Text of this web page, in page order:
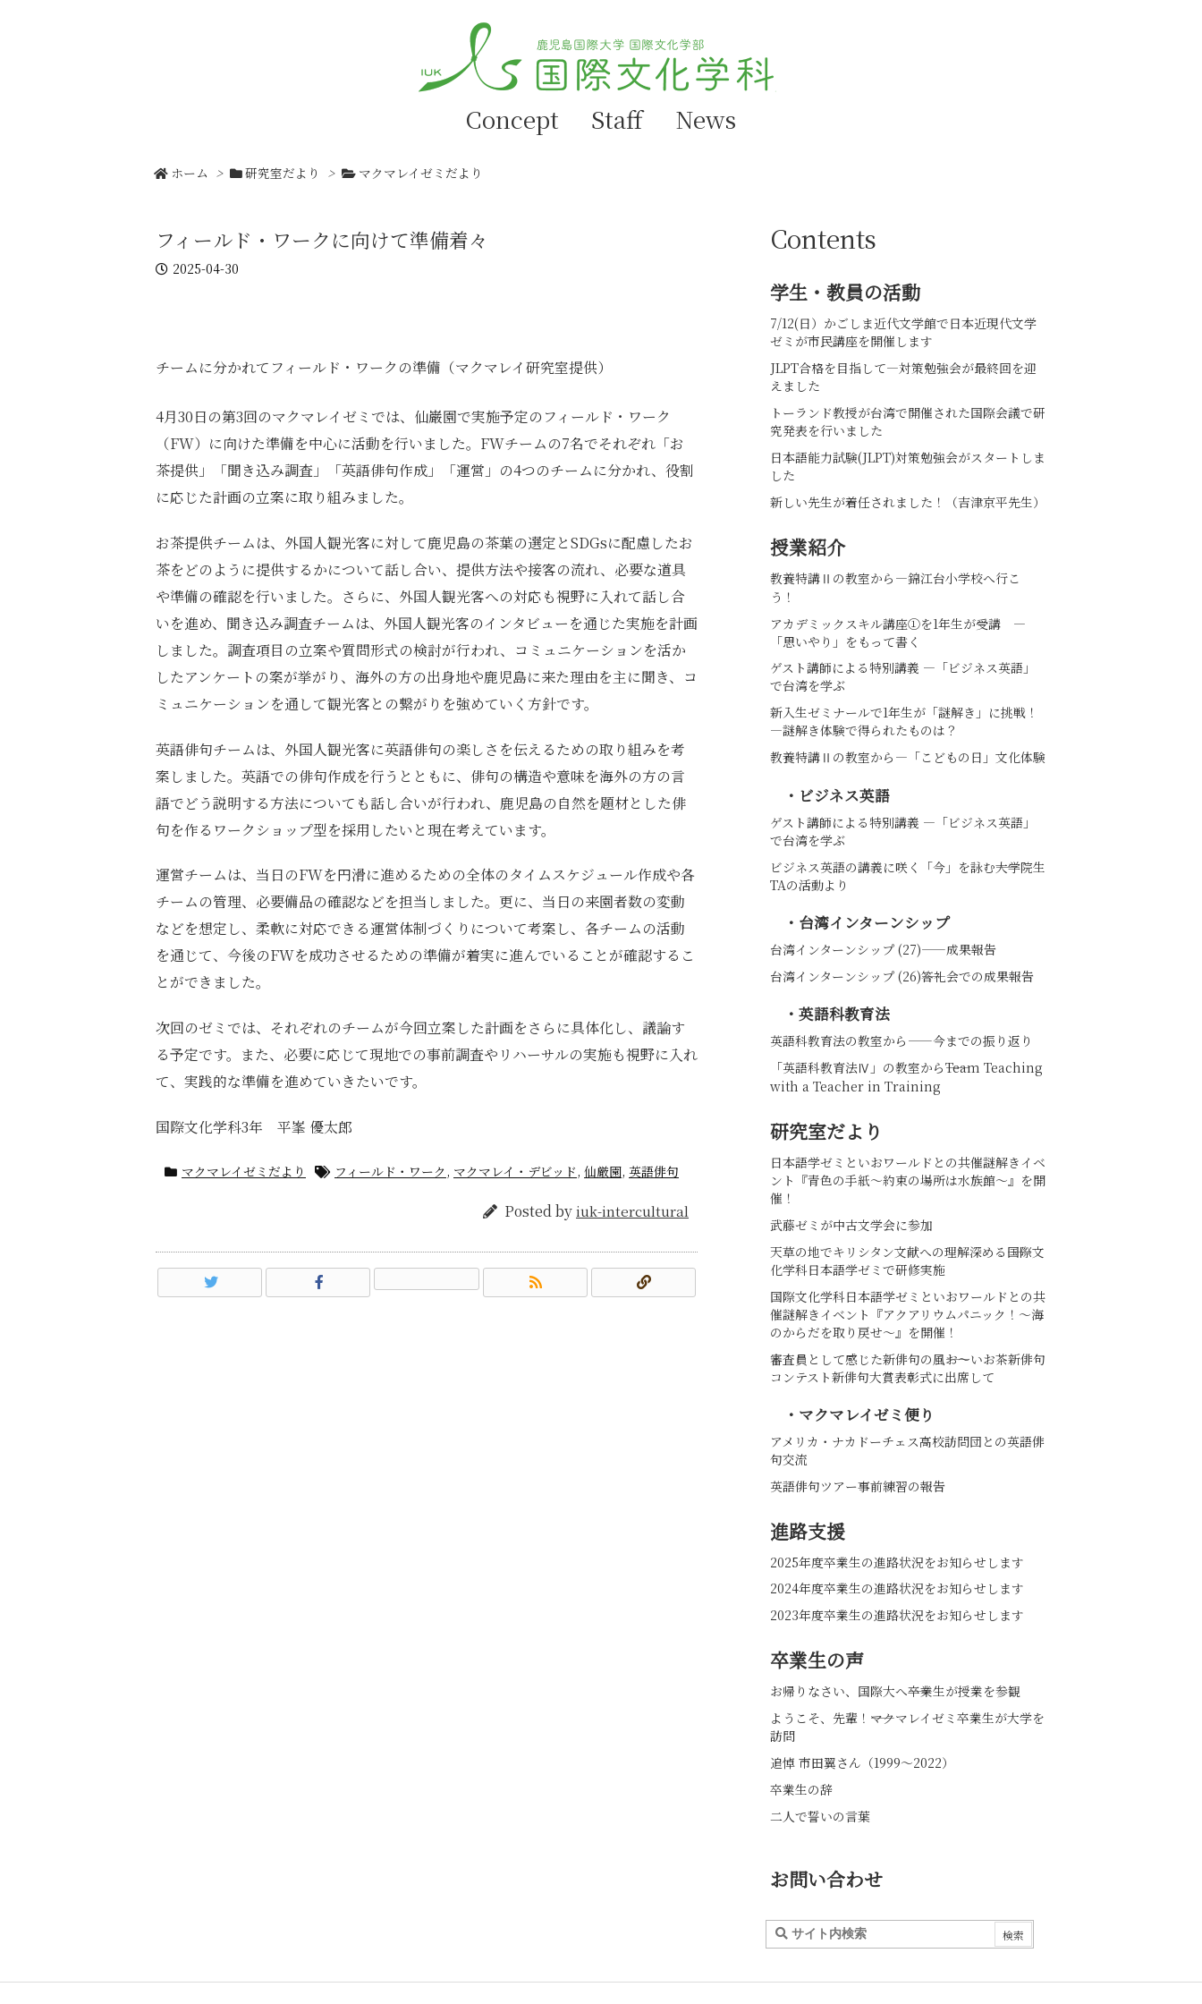
Concept Staff News
ホーム > 研究室だより > マクマレイゼミだより
フィールド・ワークに向けて準備着々
2025-04-30
チームに分かれてフィールド・ワークの準備（マクマレイ研究室提供）
4月30日の第3回のマクマレイゼミでは、仙巌園で実施予定のフィールド・ワーク
（FW）に向けた準備を中心に活動を行いました。FWチームの7名でそれぞれ「お
茶提供」「聞き込み調査」「英語俳句作成」「運営」の4つのチームに分かれ、役割
に応じた計画の立案に取り組みました。
お茶提供チームは、外国人観光客に対して鹿児島の茶葉の選定とSDGsに配慮したお
茶をどのように提供するかについて話し合い、提供方法や接客の流れ、必要な道具
や準備の確認を行いました。さらに、外国人観光客への対応も視野に入れて話し合
いを進め、聞き込み調査チームは、外国人観光客のインタビューを通じた実施を計画
しました。調査項目の立案や質問形式の検討が行われ、コミュニケーションを活か
したアンケートの案が挙がり、海外の方の出身地や鹿児島に来た理由を主に聞き、コ
ミュニケーションを通して観光客との繋がりを強めていく方針です。
英語俳句チームは、外国人観光客に英語俳句の楽しさを伝えるための取り組みを考
案しました。英語での俳句作成を行うとともに、俳句の構造や意味を海外の方の言
語でどう説明する方法についても話し合いが行われ、鹿児島の自然を題材とした俳
句を作るワークショップ型を採用したいと現在考えています。
運営チームは、当日のFWを円滑に進めるための全体のタイムスケジュール作成や各
チームの管理、必要備品の確認などを担当しました。更に、当日の来園者数の変動
などを想定し、柔軟に対応できる運営体制づくりについて考案し、各チームの活動
を通じて、今後のFWを成功させるための準備が着実に進んでいることが確認するこ
とができました。
次回のゼミでは、それぞれのチームが今回立案した計画をさらに具体化し、議論す
る予定です。また、必要に応じて現地での事前調査やリハーサルの実施も視野に入れ
て、実践的な準備を進めていきたいです。
国際文化学科3年 平峯 優太郎
マクマレイゼミだより フィールド・ワーク , マクマレイ・デビッド, 仙厳園, 英語俳句
Posted byiuk-intercultural
Contents
学生・教員の活動
7/12(日）かごしま近代文学館で日本近現代文学
ゼミが市民講座を開催します
JLPT合格を目指して—対策勉強会が最終回を迎
えました
トーランド教授が台湾で開催された国際会議で研
究発表を行いました
日本語能力試験(JLPT)対策勉強会がスタートしま
した
新しい先生が着任されました！（吉津京平先生）
授業紹介
教養特講Ⅱの教室から―錦江台小学校へ行こ
う！
アカデミックスキル講座①を1年生が受講 ―
「思いやり」をもって書く
ゲスト講師による特別講義 ―「ビジネス英語」
で台湾を学ぶ
新入生ゼミナールで1年生が「謎解き」に挑戦！
―謎解き体験で得られたものは？
教養特講Ⅱの教室から―「こどもの日」文化体験
・ビジネス英語
ゲスト講師による特別講義 ―「ビジネス英語」
で台湾を学ぶ
ビジネス英語の講義に咲く「今」を詠む――大学院生
TAの活動より
・台湾インターンシップ
台湾インターンシップ (27)——成果報告
台湾インターンシップ (26)――答礼会での成果報告
・英語科教育法
英語科教育法の教室から——今までの振り返り
「英語科教育法Ⅳ」の教室から――Team Teaching
with a Teacher in Training
研究室だより
日本語学ゼミといおワールドとの共催謎解きイベ
ント『青色の手紙～約束の場所は水族館～』を開
催！
武藤ゼミが中古文学会に参加
天草の地でキリシタン文献への理解深める――国際文
化学科日本語学ゼミで研修実施
国際文化学科日本語学ゼミといおワールドとの共
催謎解きイベント『アクアリウムパニック！～海
のからだを取り戻せ～』を開催！
審査員として感じた新俳句の風――お～いお茶新俳句
コンテスト新俳句大賞表彰式に出席して
・マクマレイゼミ便り
アメリカ・ナカドーチェス高校訪問団との英語俳
句交流
英語俳句ツアー事前練習の報告
進路支援
2025年度卒業生の進路状況をお知らせします
2024年度卒業生の進路状況をお知らせします
2023年度卒業生の進路状況をお知らせします
卒業生の声
お帰りなさい、国際大へ――卒業生が授業を参観
ようこそ、先輩！――マクマレイゼミ卒業生が大学を
訪問
追悼 市田翼さん（1999～2022）
卒業生の辞
二人で誓いの言葉
お問い合わせ